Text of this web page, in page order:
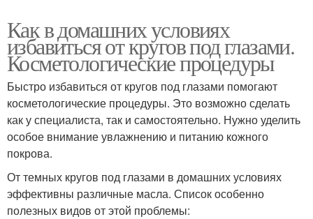
Как в домашних условиях
избавиться от кругов под глазами.
Косметологические процедуры
Быстро избавиться от кругов под глазами помогают
косметологические процедуры. Это возможно сделать
как у специалиста, так и самостоятельно. Нужно уделить
особое внимание увлажнению и питанию кожного
покрова.
От темных кругов под глазами в домашних условиях
эффективны различные масла. Список особенно
полезных видов от этой проблемы: